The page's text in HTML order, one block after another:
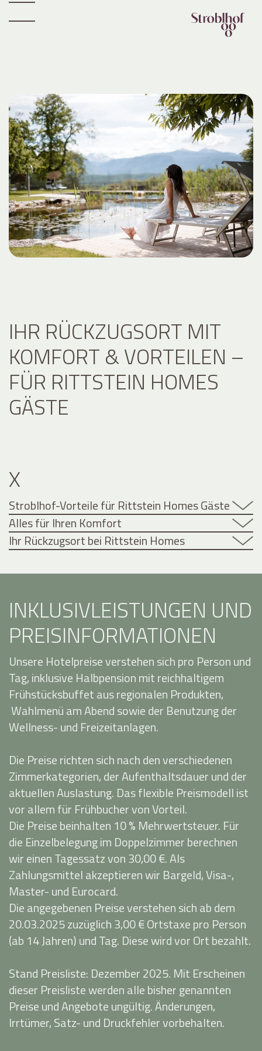
IHR RÜCKZUGSORT MIT
KOMFORT & VORTEILEN –
FÜR RITTSTEIN HOMES
GÄSTE
X
Stroblhof-Vorteile für Rittstein Homes Gäste
Alles für Ihren Komfort
Ihr Rückzugsort bei Rittstein Homes
INKLUSIVLEISTUNGEN UND
PREISINFORMATIONEN
Unsere Hotelpreise verstehen sich pro Person und
Tag, inklusive Halbpension mit reichhaltigem
Frühstücksbuffet aus regionalen Produkten,
Wahlmenü am Abend sowie der Benutzung der
Wellness- und Freizeitanlagen.
Die Preise richten sich nach den verschiedenen
Zimmerkategorien, der Aufenthaltsdauer und der
aktuellen Auslastung. Das flexible Preismodell ist
vor allem für Frühbucher von Vorteil.
Die Preise beinhalten 10 % Mehrwertsteuer. Für
die Einzelbelegung im Doppelzimmer berechnen
wir einen Tagessatz von 30,00 €. Als
Zahlungsmittel akzeptieren wir Bargeld, Visa-,
Master- und Eurocard.
Die angegebenen Preise verstehen sich ab dem
20.03.2025 zuzüglich 3,00 € Ortstaxe pro Person
(ab 14 Jahren) und Tag. Diese wird vor Ort bezahlt.
Stand Preisliste: Dezember 2025. Mit Erscheinen
dieser Preisliste werden alle bisher genannten
Preise und Angebote ungültig. Änderungen,
Irrtümer, Satz- und Druckfehler vorbehalten.